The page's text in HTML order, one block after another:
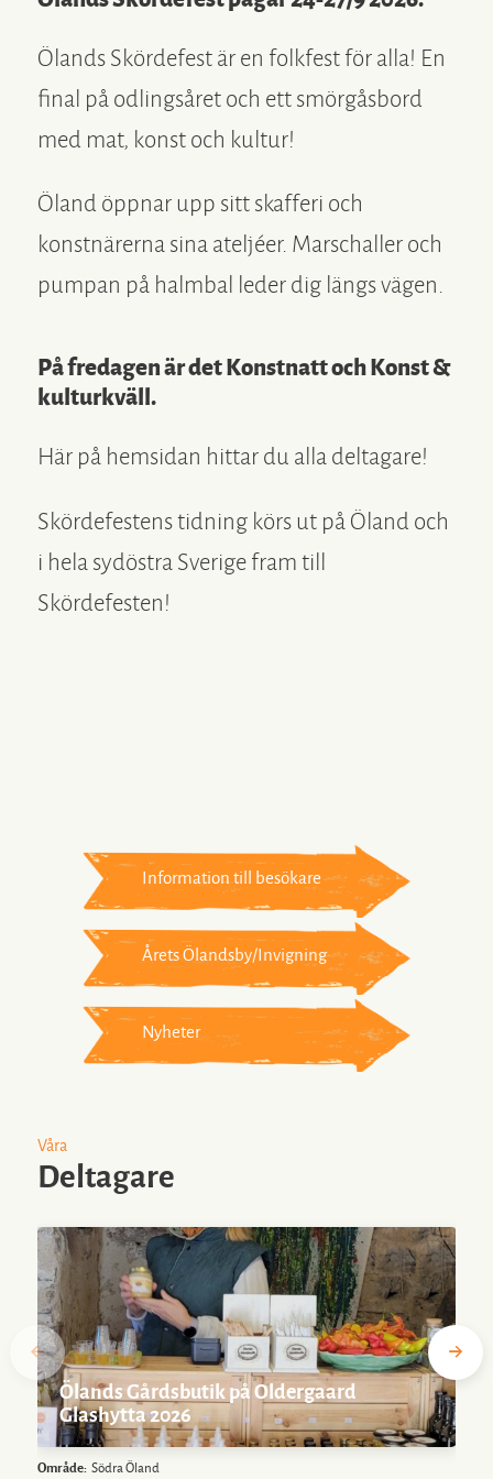
Öppen trädgård
Ölands Skördefest är en folkfest för alla! En
final på odlingsåret och ett smörgåsbord
med mat, konst och kultur!
Öland öppnar upp sitt skafferi och
konstnärerna sina ateljéer. Marschaller och
pumpan på halmbal leder dig längs vägen.
På fredagen är det Konstnatt och Konst &
kulturkväll.
Här på hemsidan hittar du alla deltagare!
Skördefestens tidning körs ut på Öland och
i hela sydöstra Sverige fram till
Skördefesten!
Information till besökare
Årets Ölandsby/Invigning
Nyheter
Våra
Deltagare
Ölands Gårdsbutik på Oldergaard
Glashytta 2026
Område: Södra Öland